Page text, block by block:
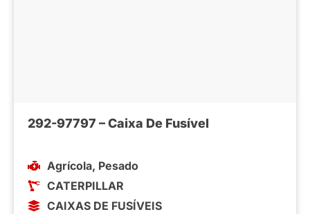
292-97797 – Caixa De Fusível
Agrícola, Pesado
CATERPILLAR
CAIXAS DE FUSÍVEIS